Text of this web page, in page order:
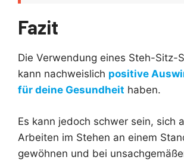
Fazit
Die Verwendung eines Steh-Sitz-
kann nachweislich positive
für deine Gesundheit haben.
Es kann jedoch schwer sein, sich
Arbeiten im Stehen an einem
gewöhnen und bei